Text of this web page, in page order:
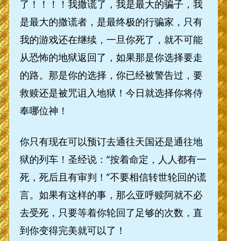
了！！！！我撒谎了，我是最大的骗子，我
是最大的撒谎者，是最终极的行骗家，只有
我的游戏还在继续，一旦你死了，就不可能
从恐怖的地狱返回了，如果那是你选择要走
的路。那是你的选择，你已经被警告过，要
救赎还是被咒诅入地狱！今日就选择你将侍
奉哪位神！
你只有现在可以预订去通往天国还是通往地
狱的列车！圣经说：“按着命定，人人都有一
死，死后且有审判！”不要相信转世轮回的谎
言。如果有这样的事，那么亚呼赎阿就不必
去受死，只要等着你轮回了足够的次数，直
到你变得完美就可以了！